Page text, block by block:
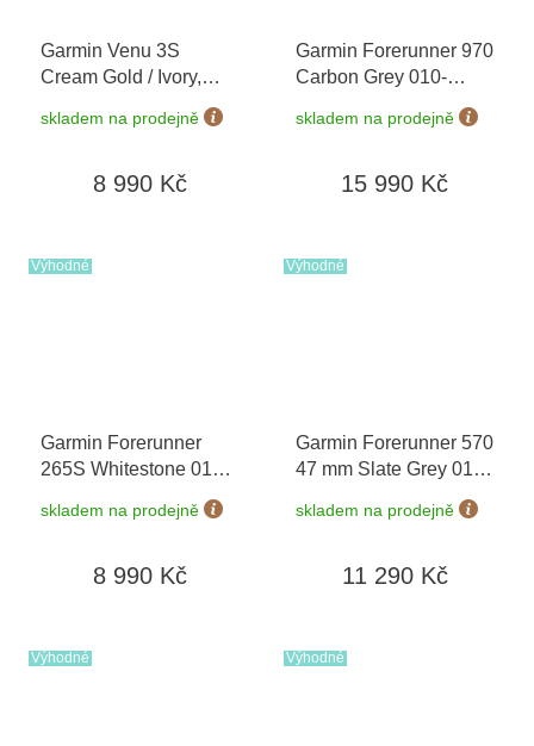
Garmin Venu 3S
Cream Gold / Ivory,
02785-04
skladem na prodejně
8 990 Kč
Garmin Forerunner 970
Carbon Grey 010-
+ možnost
výměny do 90 dní
skladem na prodejně
15 990 Kč
Výhodné
Garmin Forerunner
265S Whitestone 010-
+ možnost
výměny do 90 dní
skladem na prodejně
8 990 Kč
Výhodné
Garmin Forerunner 570
47 mm Slate Grey 010-
skladem na prodejně
11 290 Kč
Výhodné Výhodné